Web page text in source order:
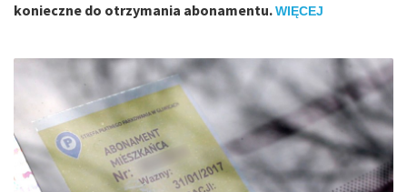
konieczne do otrzymania abonamentu.WIĘCEJ